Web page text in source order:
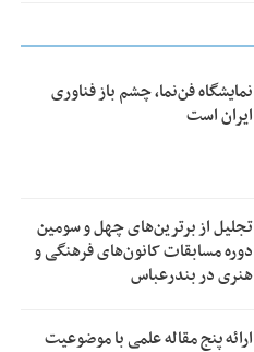
نمایشگاه فن‌نما، چشم باز فناوری
ایران است
تجلیل از بر‌ترین‌های چهل و سومین
دوره مسابقات کانون‌های فرهنگی و
هنری در بندرعباس
ارائه پنج مقاله علمی با موضوعیت